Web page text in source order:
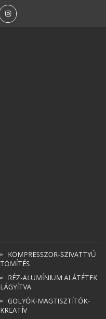
KOMPRESSZOR-SZIVATTYÚ
TÖMÍTÉS
RÉZ-ALUMÍNIUM ALÁTÉTEK
LÁGYÍTVA
GOLYÓK-MAGTISZTÍTÓK-
KREATÍV